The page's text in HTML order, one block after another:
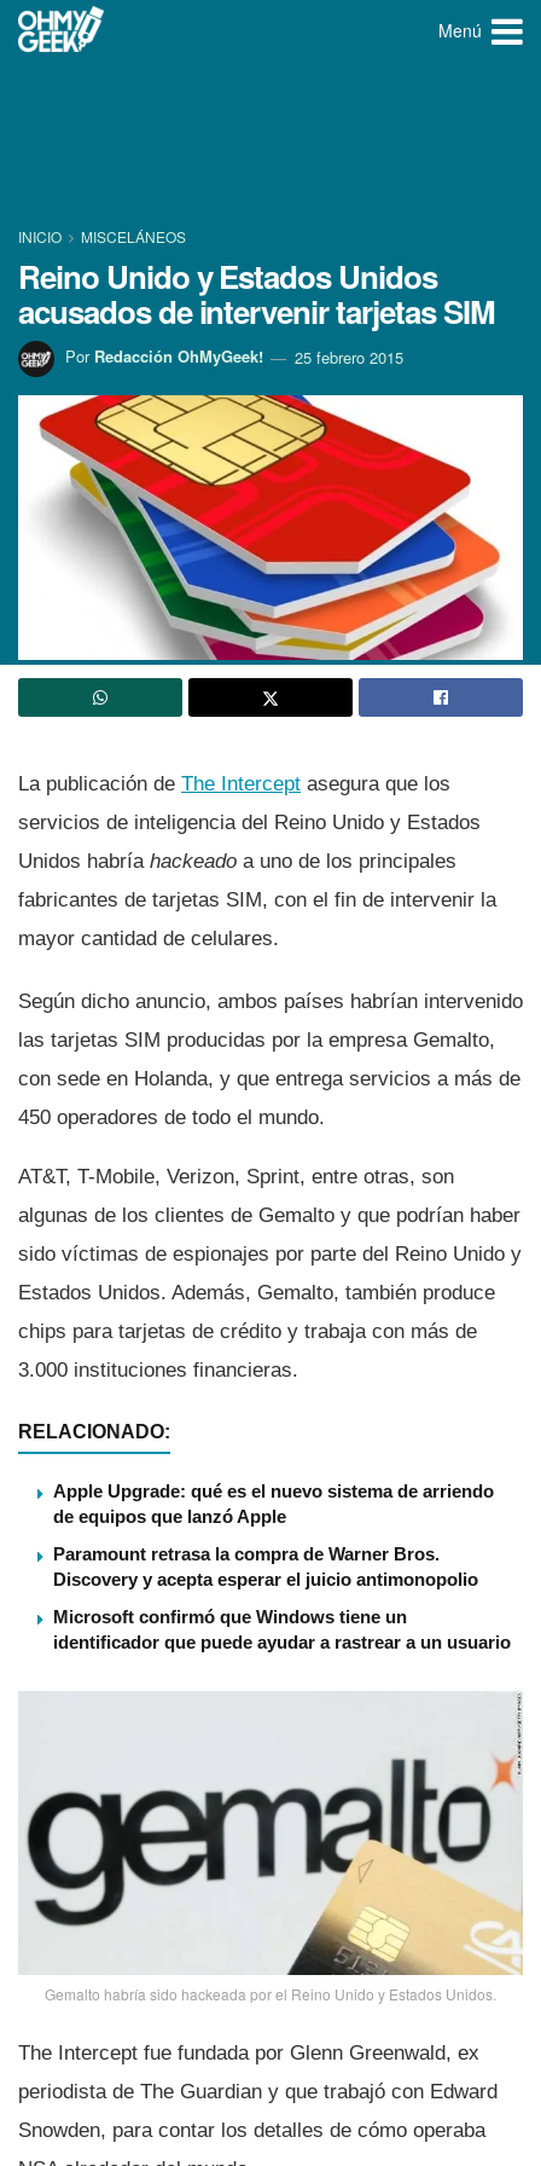
Menú
INICIO MISCELÁNEOS
Reino Unido y Estados Unidos
acusados de intervenir tarjetas SIM
Por Redacción OhMyGeek! 25 febrero 2015
La publicación de The Intercept asegura que los
servicios de inteligencia del Reino Unido y Estados
Unidos habrí­a hackeado a uno de los principales
fabricantes de tarjetas SIM, con el fin de intervenir la
mayor cantidad de celulares.
Según dicho anuncio, ambos paí­ses habrí­an intervenido
las tarjetas SIM producidas por la empresa Gemalto,
con sede en Holanda, y que entrega servicios a más de
450 operadores de todo el mundo.
AT&T, T-Mobile, Verizon, Sprint, entre otras, son
algunas de los clientes de Gemalto y que podrí­an haber
sido ví­ctimas de espionajes por parte del Reino Unido y
Estados Unidos. Además, Gemalto, también produce
chips para tarjetas de crédito y trabaja con más de
3.000 instituciones financieras.
RELACIONADO:
Apple Upgrade: qué es el nuevo sistema de arriendo
de equipos que lanzó Apple
Paramount retrasa la compra de Warner Bros.
Discovery y acepta esperar el juicio antimonopolio
Microsoft confirmó que Windows tiene un
identificador que puede ayudar a rastrear a un usuario
Gemalto habrí­a sido hackeada por el Reino Unido y Estados Unidos.
The Intercept fue fundada por Glenn Greenwald, ex
periodista de The Guardian y que trabajó con Edward
Snowden, para contar los detalles de cómo operaba